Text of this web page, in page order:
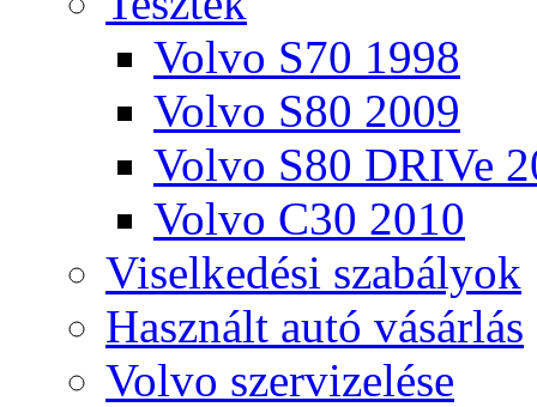
Volvo S70 1998
Volvo S80 2009
Volvo S80 DRIVe
Volvo C30 2010
Viselkedési szabályok
Használt autó vásárlás
Volvo szervizelése